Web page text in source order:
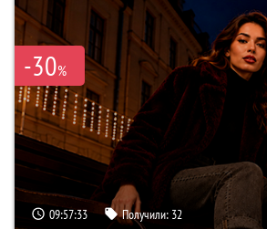
-30%
09:57:32 Получили: 32